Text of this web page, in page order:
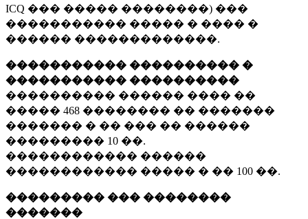
ICQ ��� ����� ��������) ���
����������� ����� � ���� �
������ �������������.
����������� ���������� �
����������� ����������
���������� ������ ���� ��
����� 468 �������� �� �������
������� � �� ��� �� ������
��������� 10 ��.
������������ ������
������������ ����� � �� 100 ��.
��������� ��� ��������
�������